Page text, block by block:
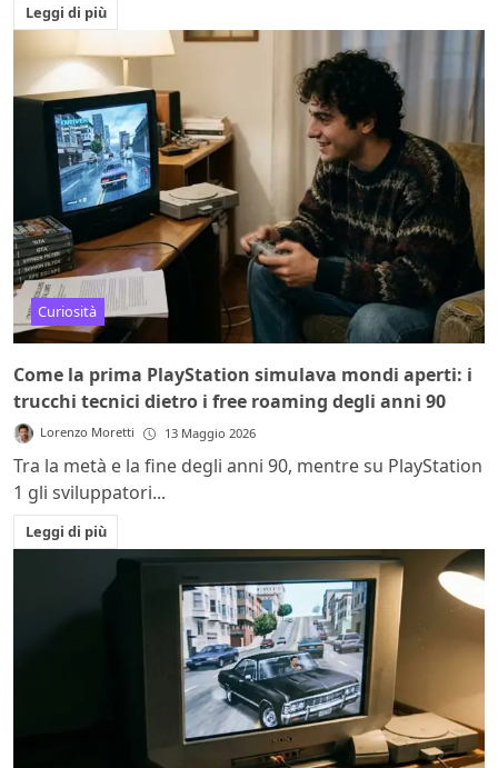
Leggi di più
Curiosità
Come la prima PlayStation simulava mondi aperti: i
trucchi tecnici dietro i free roaming degli anni 90
Lorenzo Moretti 13 Maggio 2026
Tra la metà e la fine degli anni 90, mentre su PlayStation
1 gli sviluppatori...
Leggi di più